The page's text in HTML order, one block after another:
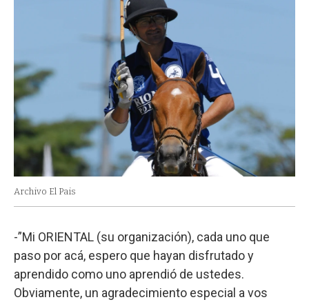
Archivo El Pais
-”Mi ORIENTAL (su organización), cada uno que
paso por acá, espero que hayan disfrutado y
aprendido como uno aprendió de ustedes.
Obviamente, un agradecimiento especial a vos